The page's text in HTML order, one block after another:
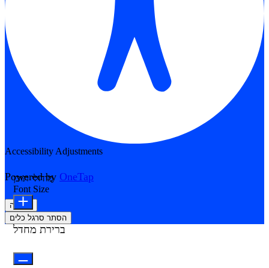
Accessibility Adjustments
Powered by OneTap
הצהרה
הסתר סרגל כלים
מודולי תוכן
Font Size
ברירת מחדל